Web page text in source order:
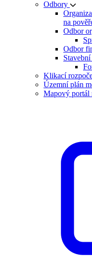
Odbory
na
Odbor
Odbor
Stavební
Klikací
Územní plán
Mapový portál